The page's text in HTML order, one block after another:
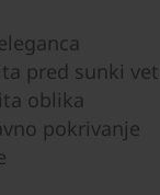
pred sunki
oblika
pokrivanje